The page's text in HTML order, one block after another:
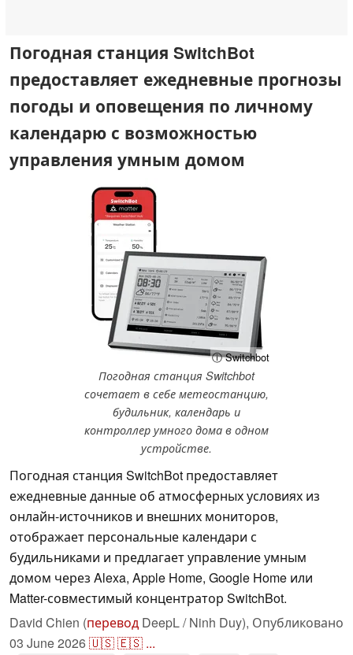
Погодная станция SwitchBot
предоставляет ежедневные прогнозы
погоды и оповещения по личному
календарю с возможностью
управления умным домом
ⓘ Switchbot
Погодная станция Switchbot
сочетает в себе метеостанцию,
будильник, календарь и
контроллер умного дома в одном
устройстве.
Погодная станция SwitchBot предоставляет
ежедневные данные об атмосферных условиях из
онлайн-источников и внешних мониторов,
отображает персональные календари с
будильниками и предлагает управление умным
домом через Alexa, Apple Home, Google Home или
Matter-совместимый концентратор SwitchBot.
David Chien (перевод DeepL / Ninh Duy), Опубликовано
03 June 2026🇺🇸🇪🇸 ...